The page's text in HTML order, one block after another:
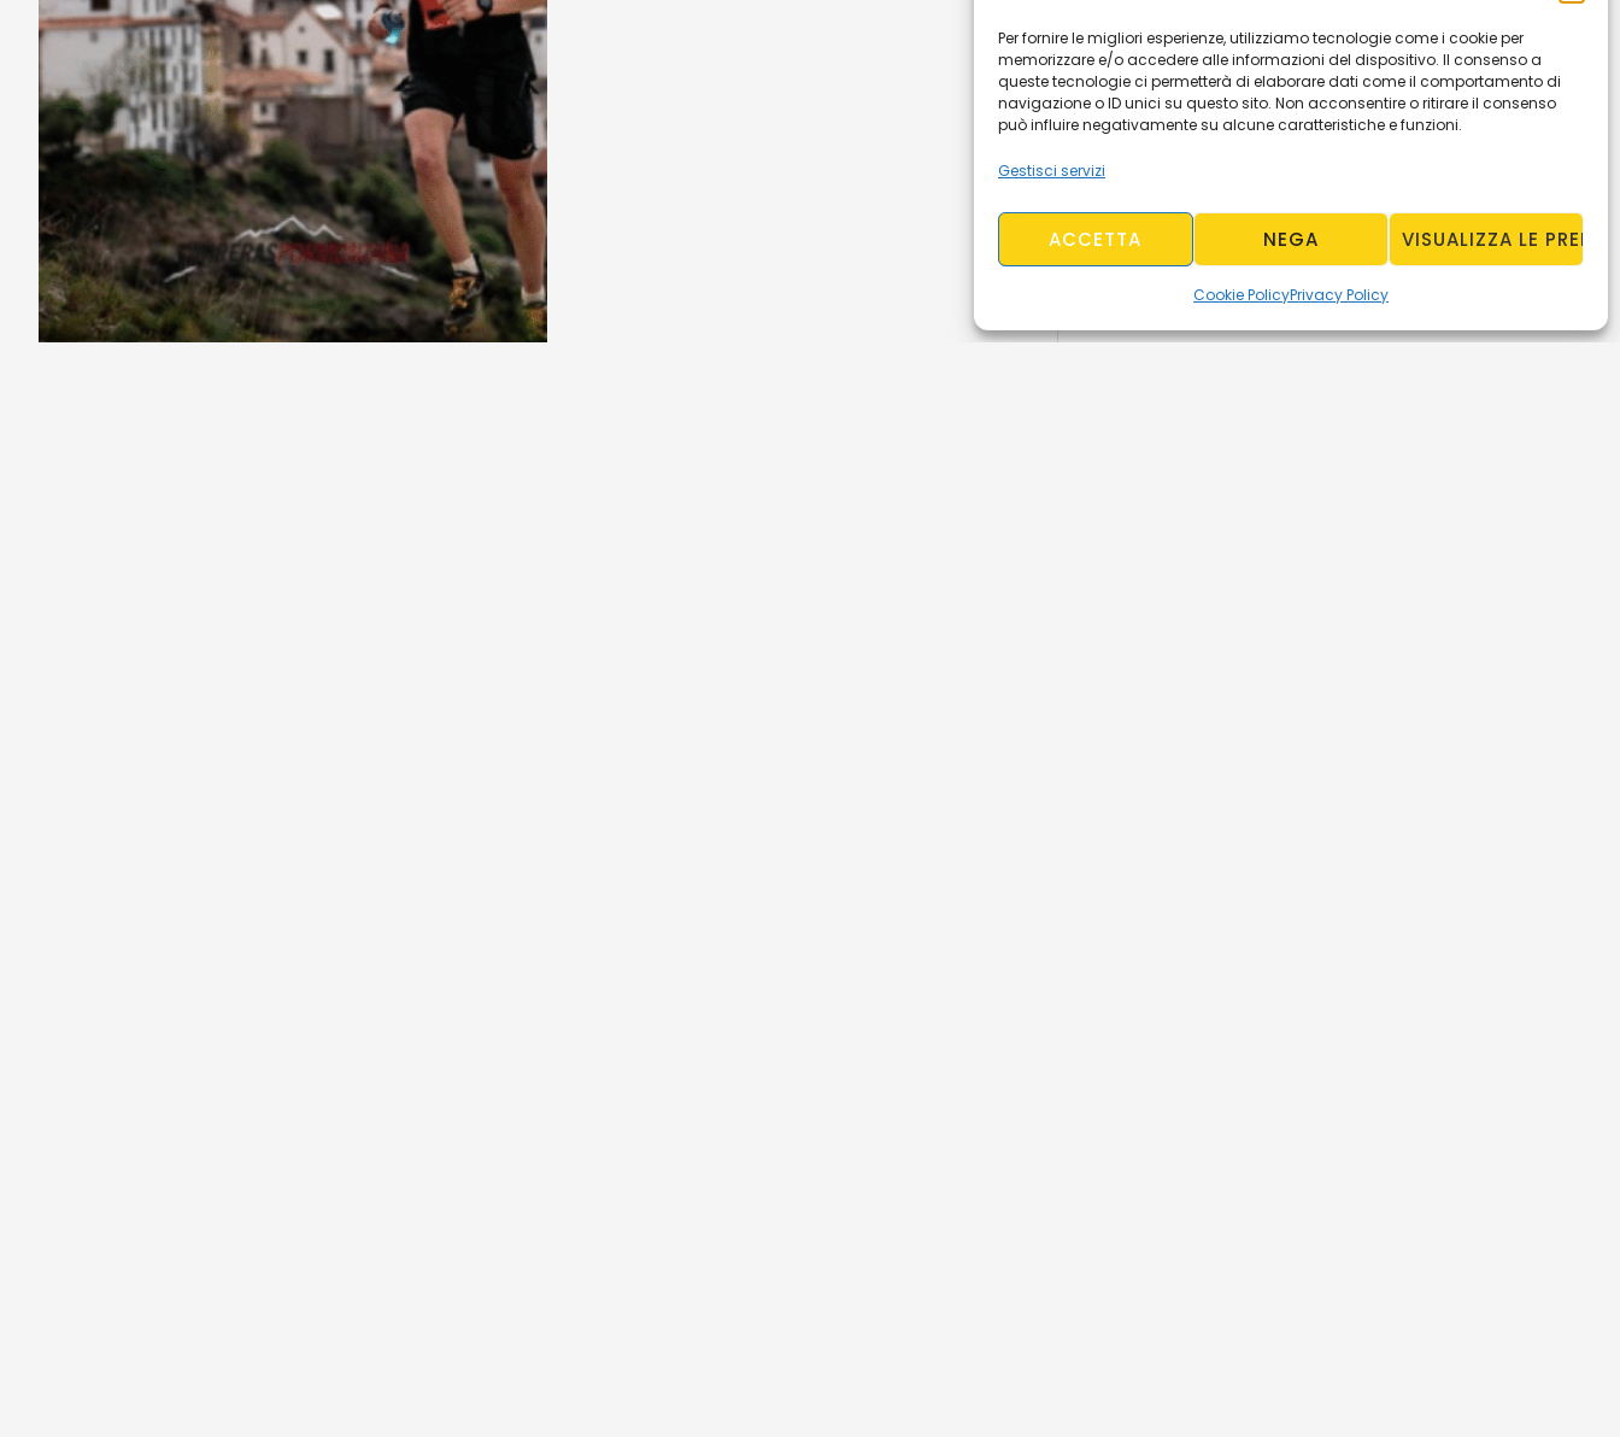
Per fornire le migliori esperienze, utilizziamo tecnologie come i cookie per
memorizzare e/o accedere alle informazioni del dispositivo. Il consenso a
queste tecnologie ci permetterà di elaborare dati come il comportamento di
navigazione o ID unici su questo sito. Non acconsentire o ritirare il consenso
può influire negativamente su alcune caratteristiche e funzioni.
Gestisci servizi
ACCETTA NEGA VISUALIZZA LE
Cookie PolicyPrivacy Policy